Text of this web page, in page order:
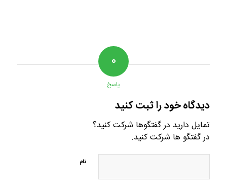
۰
پاسخ
دیدگاه خود را ثبت کنید
تمایل دارید در گفتگوها شرکت کنید؟
در گفتگو ها شرکت کنید.
نام